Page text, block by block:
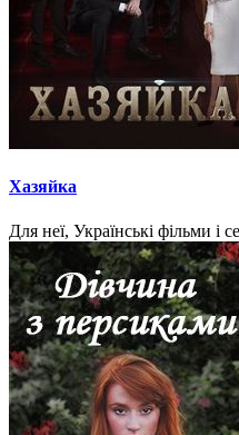
Хазяйка
Для неї, Українські фільми і